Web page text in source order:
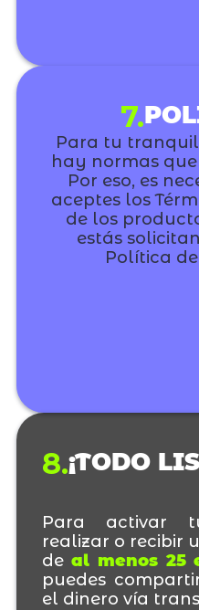
7.
Para tu
hay normas
Por eso, es
aceptes los
de los
estás
Política
8.¡TODO
Para activar
realizar o recibir
deal menos 25
puedes
el dinero vía